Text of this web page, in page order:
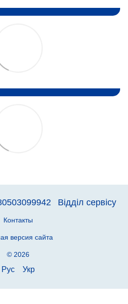
Відділ сервісу
Контакты
версия сайта
© 2026
Рус Укр